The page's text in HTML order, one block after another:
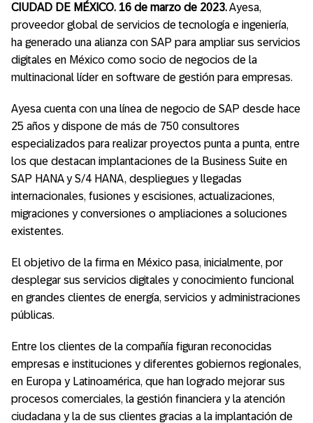
CIUDAD DE MÉXICO. 16 de marzo de 2023.Ayesa,
proveedor global de servicios de tecnología e ingeniería,
ha generado una alianza con SAP para ampliar sus servicios
digitales en México como socio de negocios de la
multinacional líder en software de gestión para empresas.
Ayesa cuenta con una línea de negocio de SAP desde hace
25 años y dispone de más de 750 consultores
especializados para realizar proyectos punta a punta, entre
los que destacan implantaciones de la Business Suite en
SAP HANA y S/4 HANA, despliegues y llegadas
internacionales, fusiones y escisiones, actualizaciones,
migraciones y conversiones o ampliaciones a soluciones
existentes.
El objetivo de la firma en México pasa, inicialmente, por
desplegar sus servicios digitales y conocimiento funcional
en grandes clientes de energía, servicios y administraciones
públicas.
Entre los clientes de la compañía figuran reconocidas
empresas e instituciones y diferentes gobiernos regionales,
en Europa y Latinoamérica, que han logrado mejorar sus
procesos comerciales, la gestión financiera y la atención
ciudadana y la de sus clientes gracias a la implantación de